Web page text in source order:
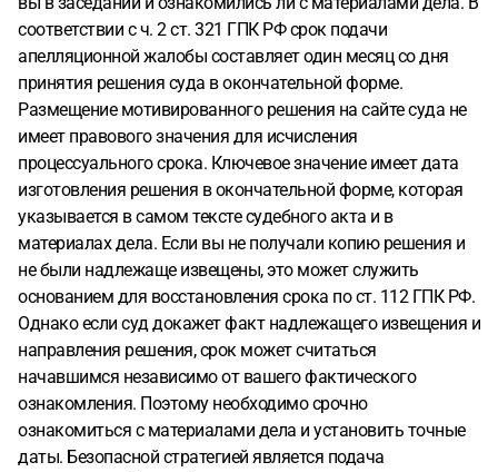
соответствии с ч. 2 ст. 321 ГПК РФ срок подачи
апелляционной жалобы составляет один месяц со дня
принятия решения суда в окончательной форме.
Размещение мотивированного решения на сайте суда не
имеет правового значения для исчисления
процессуального срока. Ключевое значение имеет дата
изготовления решения в окончательной форме, которая
указывается в самом тексте судебного акта и в
материалах дела. Если вы не получали копию решения и
не были надлежаще извещены, это может служить
основанием для восстановления срока по ст. 112 ГПК РФ.
Однако если суд докажет факт надлежащего извещения и
направления решения, срок может считаться
начавшимся независимо от вашего фактического
ознакомления. Поэтому необходимо срочно
ознакомиться с материалами дела и установить точные
даты. Безопасной стратегией является подача